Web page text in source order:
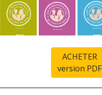
ACHETER
version PDF